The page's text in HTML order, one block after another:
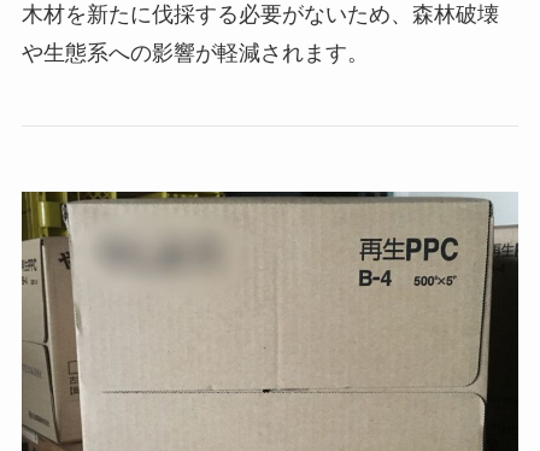
木材を新たに伐採する必要がないため、森林破壊
や生態系への影響が軽減されます。